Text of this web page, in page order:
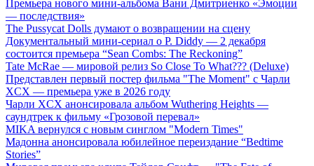
Премьера нового мини-альбома Вани Дмитриенко «Эмоции
— последствия»
The Pussycat Dolls думают о возвращении на сцену
Документальный мини-сериал о P. Diddy — 2 декабря
состоится премьера “Sean Combs: The Reckoning”
Tate McRae — мировой релиз So Close To What??? (Deluxe)
Представлен первый постер фильма "The Moment" с Чарли
XCX — премьера уже в 2026 году
Чарли XCX анонсировала альбом Wuthering Heights —
саундтрек к фильму «Грозовой перевал»
MIKA вернулся с новым синглом "Modern Times"
Мадонна анонсировала юбилейное переиздание “Bedtime
Stories”